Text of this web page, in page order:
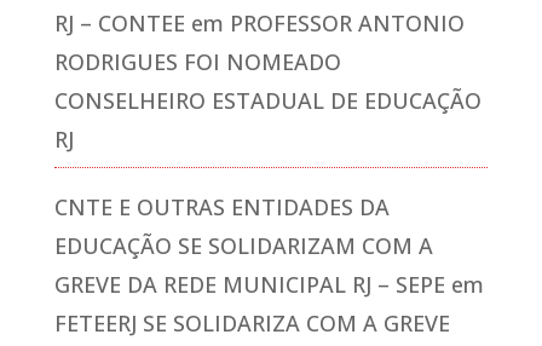
RJ – CONTEE em PROFESSOR ANTONIO
RODRIGUES FOI NOMEADO
CONSELHEIRO ESTADUAL DE EDUCAÇÃO
RJ
CNTE E OUTRAS ENTIDADES DA
EDUCAÇÃO SE SOLIDARIZAM COM A
GREVE DA REDE MUNICIPAL RJ – SEPE em
FETEERJ SE SOLIDARIZA COM A GREVE